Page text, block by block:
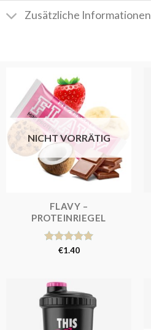
Zusätzliche Informationen
NICHT VORRÄTIG
FLAVY –
PROTEINRIEGEL
Bewertet
€1.40